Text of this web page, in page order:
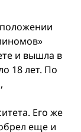
и вышла в
18 лет. По
Его же
еще и